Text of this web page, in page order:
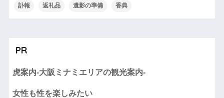
訃報 返礼品 遺影の準備 香典
PR
虎案内-大阪ミナミエリアの観光案内-
女性も性を楽しみたい